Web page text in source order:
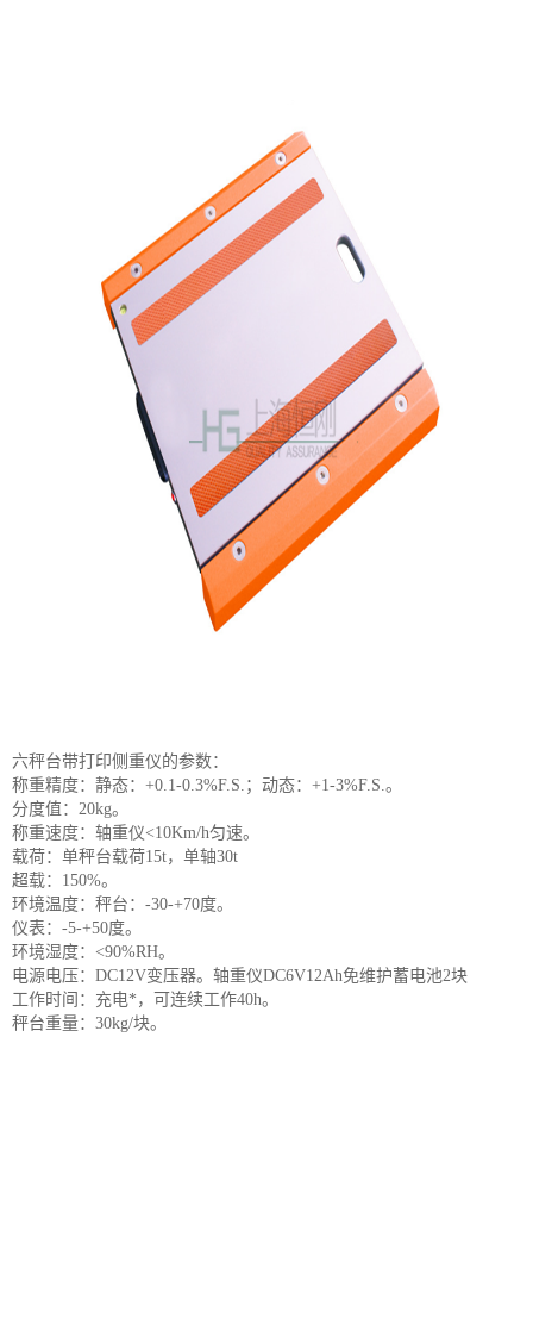
六秤台带打印侧重仪的参数：
称重精度：静态：+0.1-0.3%F.S.；动态：+1-3%F.S.。
分度值：20kg。
称重速度：轴重仪<10Km/h匀速。
载荷：单秤台载荷15t，单轴30t
超载：150%。
环境温度：秤台：-30-+70度。
仪表：-5-+50度。
环境湿度：<90%RH。
电源电压：DC12V变压器。轴重仪DC6V12Ah免维护蓄电池2块
工作时间：充电*，可连续工作40h。
秤台重量：30kg/块。